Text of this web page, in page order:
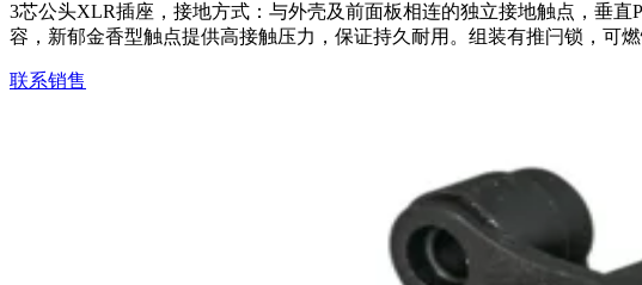
3芯公头XLR插座，接地方式：与外壳及前面板相连的独立接地触点，垂
容，新郁金香型触点提供高接触压力，保证持久耐用。组装有推闩锁，可
联系销售